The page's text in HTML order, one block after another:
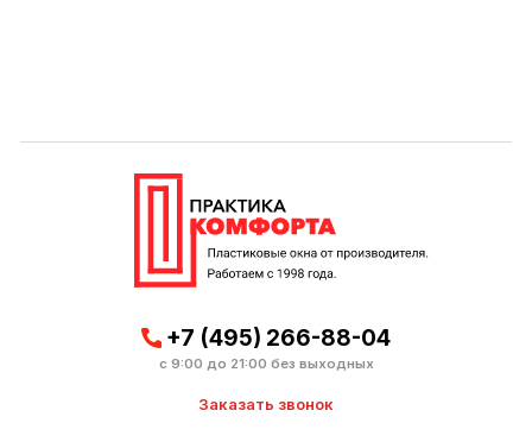
+7 (495) 266-88-04
с 9:00 до 21:00 без выходных
Заказать звонок